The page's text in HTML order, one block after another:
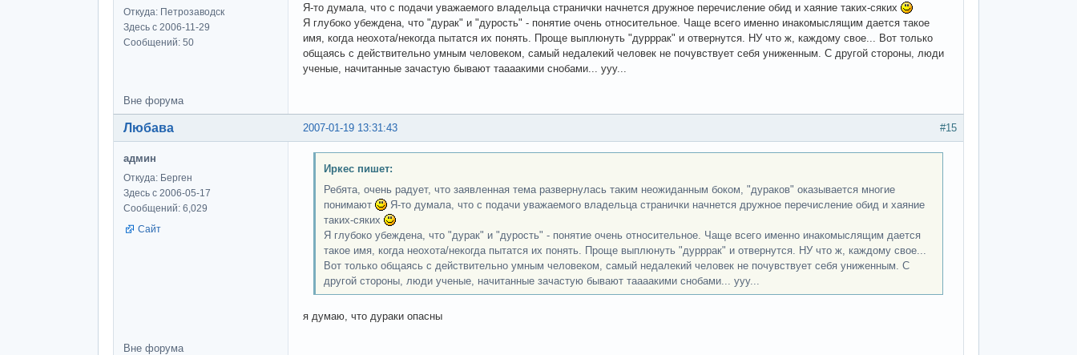
Откуда: Петрозаводск
Здесь с 2006-11-29
Сообщений: 50
Я-то думала, что с подачи уважаемого владельца странички начнется дружное перечисление обид и хаяние таких-сяких
Я глубоко убеждена, что "дурак" и "дурость" - понятие очень относительное. Чаще всего именно инакомыслящим дается такое
имя, когда неохота/некогда пытатся их понять. Проще выплюнуть "дурррак" и отвернутся. НУ что ж, каждому свое... Вот только
общаясь с действительно умным человеком, самый недалекий человек не почувствует себя униженным. С другой стороны, люди
ученые, начитанные зачастую бывают таааакими снобами... ууу...
Вне форума
#15
2007-01-19 13:31:43
Любава
админ
Откуда: Берген
Здесь с 2006-05-17
Сообщений: 6,029
Сайт
Иркес пишет:
Ребята, очень радует, что заявленная тема развернулась таким неожиданным боком, "дураков" оказывается многие
понимают
Я-то думала, что с подачи уважаемого владельца странички начнется дружное перечисление обид и хаяние
таких-сяких
Я глубоко убеждена, что "дурак" и "дурость" - понятие очень относительное. Чаще всего именно инакомыслящим дается
такое имя, когда неохота/некогда пытатся их понять. Проще выплюнуть "дурррак" и отвернутся. НУ что ж, каждому свое...
Вот только общаясь с действительно умным человеком, самый недалекий человек не почувствует себя униженным. С
другой стороны, люди ученые, начитанные зачастую бывают таааакими снобами... ууу...
я думаю, что дураки опасны
Вне форума